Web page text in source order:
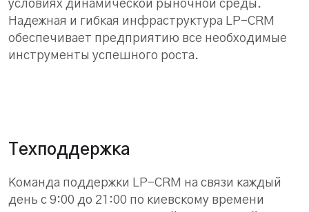
условиях динамической рыночной среды.
Надежная и гибкая инфраструктура LP-CRM
обеспечивает предприятию все необходимые
инструменты успешного роста.
Техподдержка
Команда поддержки LP-CRM на связи каждый
день с 9:00 до 21:00 по киевскому времени